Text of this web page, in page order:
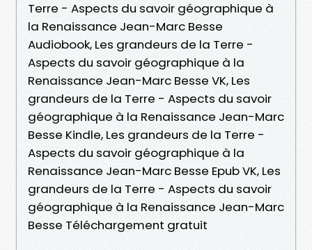
Terre - Aspects du savoir géographique à
la Renaissance Jean-Marc Besse
Audiobook, Les grandeurs de la Terre -
Aspects du savoir géographique à la
Renaissance Jean-Marc Besse VK, Les
grandeurs de la Terre - Aspects du savoir
géographique à la Renaissance Jean-Marc
Besse Kindle, Les grandeurs de la Terre -
Aspects du savoir géographique à la
Renaissance Jean-Marc Besse Epub VK, Les
grandeurs de la Terre - Aspects du savoir
géographique à la Renaissance Jean-Marc
Besse Téléchargement gratuit